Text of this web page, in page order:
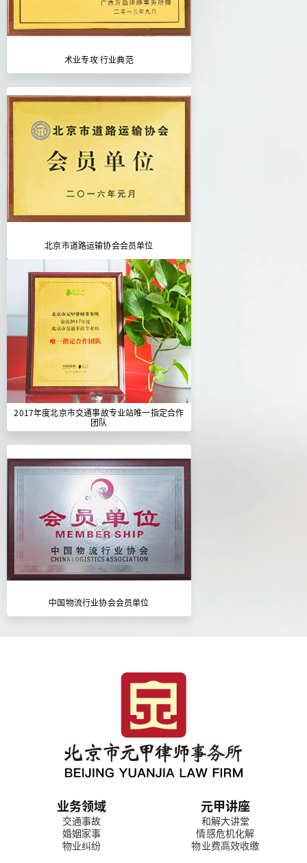
术业专攻 行业典范
北京市道路运输协会会员单位
2017年度北京市交通事故专业站唯一指定合作
团队
中国物流行业协会会员单位
业务领域
交通事故
婚姻家事
物业纠纷
元甲讲座
和解大讲堂
情感危机化解
物业费高效收缴